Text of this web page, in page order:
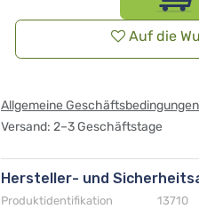
Auf die
Allgemeine Geschäftsbedingungen
Versand: 2–3 Geschäftstage
Hersteller- und
Produktidentifikation
13710